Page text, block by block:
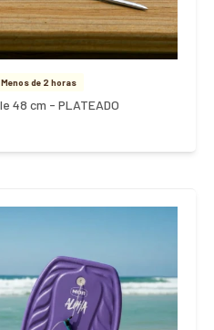
Menos de 2 horas
48 cm - PLATEADO